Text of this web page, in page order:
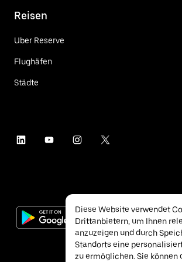
Reisen
Uber Reserve
Flughäfen
Städte
Diese Website verwendet
Drittanbietern, um Ihnen
anzuzeigen und durch
Standorts eine
zu ermöglichen. Sie können